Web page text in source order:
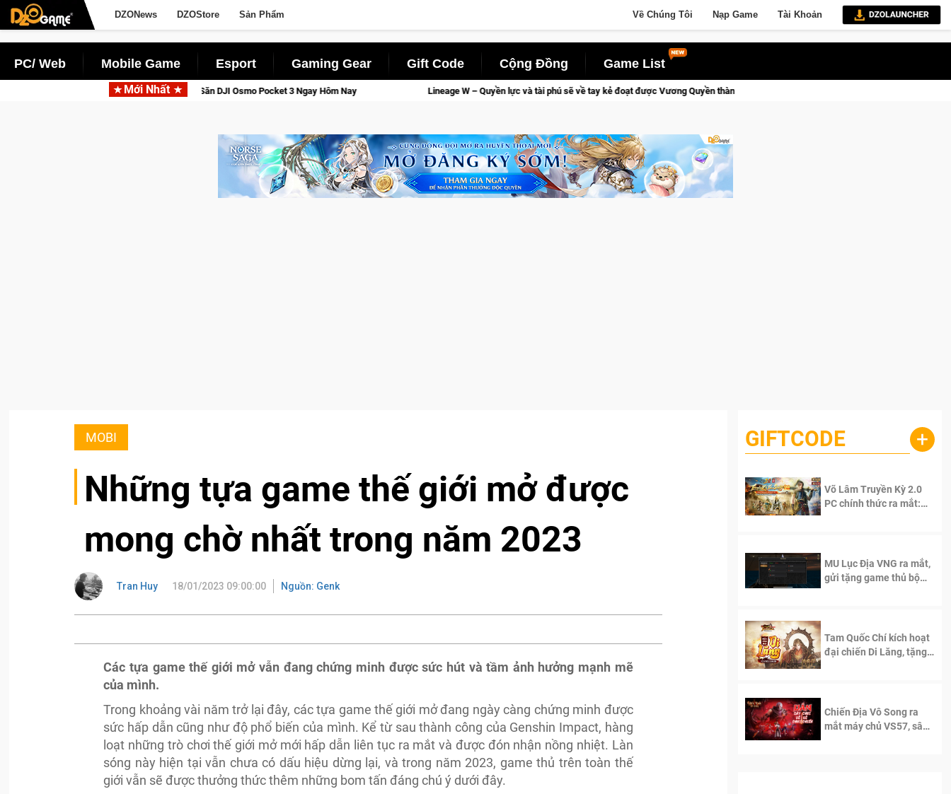
DZONews DZOStore Sản Phẩm Về Chúng Tôi Nạp Game Tài Khoản
PC/ Web Mobile Game Esport Gaming Gear Gift Code Cộng Đồng Game List
Mới Nhất
Tỉnh, Săn DJI Osmo Pocket 3 Ngay Hôm Nay Lineage W – Quyền lực và tài phú sẽ về tay kẻ đoạt được Vương Quyền thành Kent sắp tới! Medal Hunter: Game bắn súng PvP tọa độ đỉnh cao đưa
MOBI
Những tựa game thế giới mở được
mong chờ nhất trong năm 2023
Tran Huy 18/01/2023 09:00:00 Nguồn: Genk
Các tựa game thế giới mở vẫn đang chứng minh được sức hút và tầm ảnh hưởng mạnh mẽ
của mình.
Trong khoảng vài năm trở lại đây, các tựa game thế giới mở đang ngày càng chứng minh được
sức hấp dẫn cũng như độ phổ biến của mình. Kể từ sau thành công của Genshin Impact, hàng
loạt những trò chơi thế giới mở mới hấp dẫn liên tục ra mắt và được đón nhận nồng nhiệt. Làn
sóng này hiện tại vẫn chưa có dấu hiệu dừng lại, và trong năm 2023, game thủ trên toàn thế
giới vẫn sẽ được thưởng thức thêm những bom tấn đáng chú ý dưới đây.
GIFTCODE +
Võ Lâm Truyền Kỳ 2.0
PC chính thức ra mắt:
MU Lục Địa VNG ra mắt,
gửi tặng game thủ bộ
Tam Quốc Chí kích hoạt
đại chiến Di Lăng, tặng
Chiến Địa Vô Song ra
mắt máy chủ VS57, sân